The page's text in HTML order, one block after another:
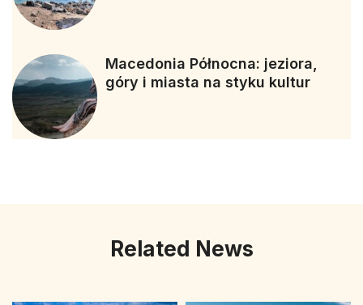
Macedonia Północna: jeziora,
góry i miasta na styku kultur
Related News